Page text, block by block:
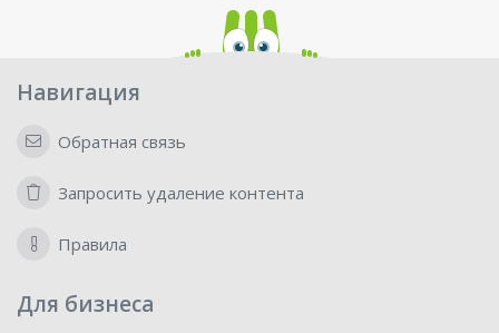
Навигация
Обратная связь
Запросить удаление контента
Правила
Для бизнеса